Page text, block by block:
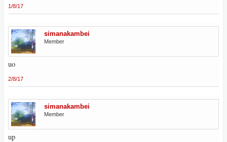
1/8/17
simanakambei
Member
uo
2/8/17
simanakambei
Member
up